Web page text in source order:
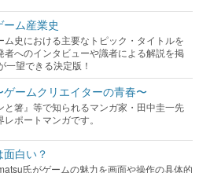
ム産業史
ム史における主要なトピック・タイトルを
者へのインタビューや識者による解説を掲
一望できる決定版！
ームクリエイターの青春〜
と箸』等で知られるマンガ家・田中圭一先
ポートマンガです。
白い？
氏がゲームの魅力を画面や操作の具体的